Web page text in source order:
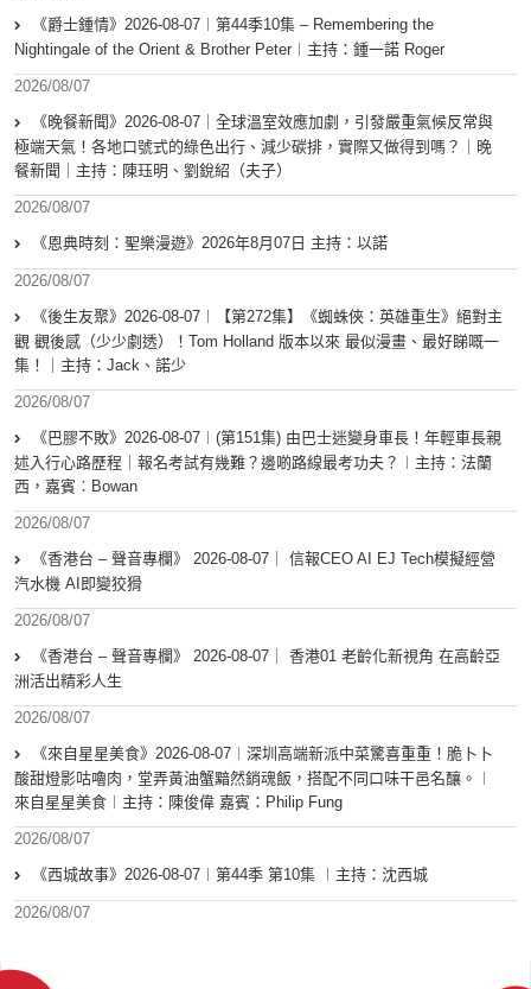
《爵士鍾情》2026-08-07︱第44季10集 – Remembering the
Nightingale of the Orient & Brother Peter︱主持：鍾一諾 Roger
2026/08/07
《晚餐新聞》2026-08-07｜全球溫室效應加劇，引發嚴重氣候反常與
極端天氣！各地口號式的綠色出行、減少碳排，實際又做得到嗎？｜晚
餐新聞｜主持：陳珏明、劉銳紹（夫子）
2026/08/07
《恩典時刻：聖樂漫遊》2026年8月07日 主持：以諾
2026/08/07
《後生友聚》2026-08-07︱【第272集】《蜘蛛俠：英雄重生》絕對主
觀 觀後感（少少劇透）！Tom Holland 版本以來 最似漫畫、最好睇嘅一
集！｜主持：Jack、諾少
2026/08/07
《巴膠不敗》2026-08-07︱(第151集) 由巴士迷變身車長！年輕車長親
述入行心路歷程｜報名考試有幾難？邊啲路線最考功夫？︱主持：法蘭
西，嘉賓︰Bowan
2026/08/07
《香港台 – 聲音專欄》 2026-08-07｜ 信報CEO AI EJ Tech模擬經營
汽水機 AI即變狡猾
2026/08/07
《香港台 – 聲音專欄》 2026-08-07｜ 香港01 老齡化新視角 在高齡亞
洲活出精彩人生
2026/08/07
《來自星星美食》2026-08-07︱深圳高端新派中菜驚喜重重！脆卜卜
酸甜燈影咕嚕肉，堂弄黃油蟹黯然銷魂飯，搭配不同口味干邑名釀。︱
來自星星美食︱主持：陳俊偉 嘉賓：Philip Fung
2026/08/07
《西城故事》2026-08-07︱第44季 第10集 ︱主持：沈西城
2026/08/07